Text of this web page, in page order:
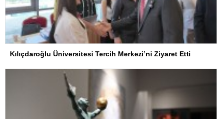
Kılıçdaroğlu Üniversitesi Tercih Merkezi’ni Ziyaret Etti